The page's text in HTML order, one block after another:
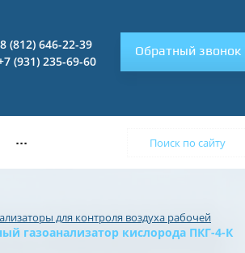
8 (812) 646-22-39
(931) 235-69-60
Обратный звонок
...
для контроля воздуха рабочей
газоанализатор кислорода ПКГ-4-К